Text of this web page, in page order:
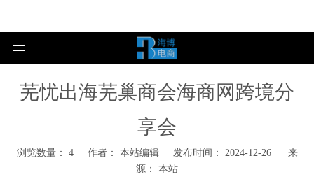
芜忧出海芜巢商会海商网跨境分
享会
浏览数量： 4作者： 本站编辑 发布时间： 2024-12-26 来
源： 本站